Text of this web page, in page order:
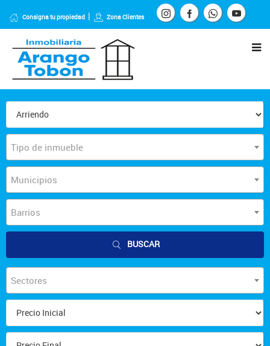
Consigna tu propiedad Zona Clientes
Tipo de inmueble
Municipios
Barrios
BUSCAR
Sectores